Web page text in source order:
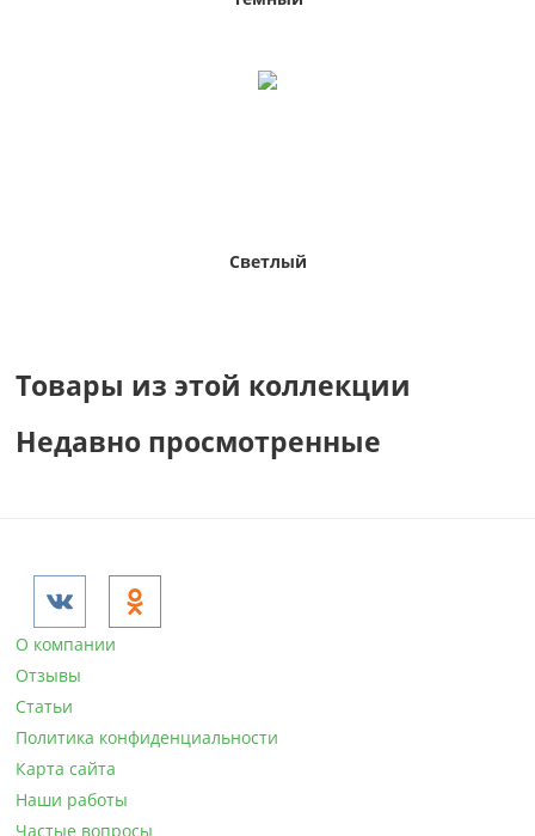
Светлый
Товары из этой коллекции
Недавно просмотренные
О компании
Отзывы
Статьи
Политика конфиденциальности
Карта сайта
Наши работы
Частые вопросы